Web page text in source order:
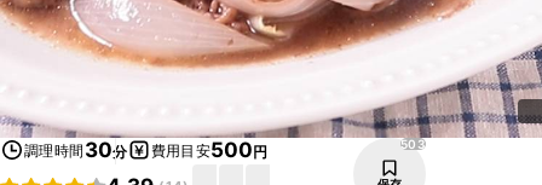
調理時間 30分 費用目安500円 503